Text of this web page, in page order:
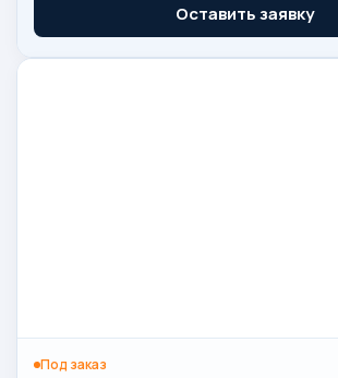
Оставить заявку
Под заказ